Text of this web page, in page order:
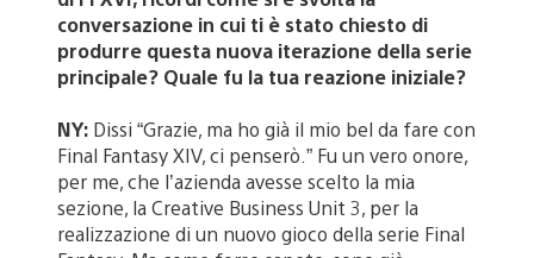
conversazione in cui ti è stato chiesto di
produrre questa nuova iterazione della serie
principale? Quale fu la tua reazione iniziale?
NY: Dissi “Grazie, ma ho già il mio bel da fare con
Final Fantasy XIV, ci penserò.” Fu un vero onore,
per me, che l’azienda avesse scelto la mia
sezione, la Creative Business Unit 3, per la
realizzazione di un nuovo gioco della serie Final